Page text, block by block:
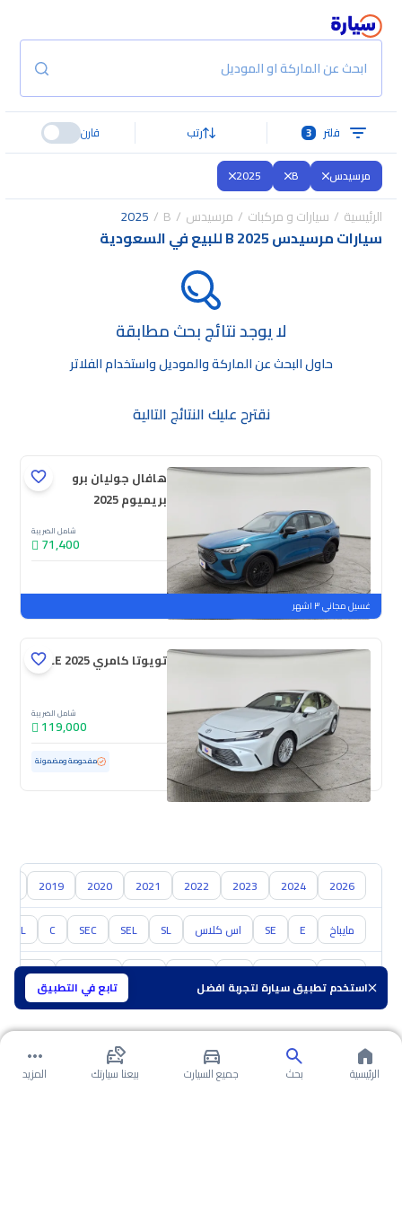
استخدم تطبيق سيارة لتجربة افضل تابع في التطبيق
ابحث عن الماركة او الموديل
فلتر 3 رتب قارن
مرسيدس B
2025
الرئيسية سيارات و مركبات مرسيدس B
2025
سيارات مرسيدس B 2025 للبيع في السعودية
لا يوجد نتائج بحث مطابقة
حاول البحث عن الماركة والموديل واستخدام الفلاتر
نقترح عليك النتائج التالية
هافال جوليان برو
بريميوم 2025
شامل الضريبة
71,400
جديدة
ملوحة
غسيل مجاني ٣ اشهر
تويوتا كامري LE 2025
شامل الضريبة
119,000
مستعملة 49,789 كم ممشى قليل مفحوصة ومضمونة
2026
2024
2023
2022
2021
2020
2019
مايباخ E
SE اس كلاس SL
SEL
SEC
C
CL
سوزوكي هافال
الرئيسية بحث جميع السيارت بيعنا سيارتك المزيد